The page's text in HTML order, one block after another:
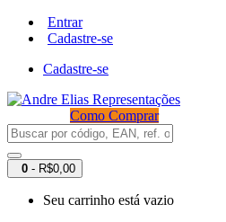
Entrar
Cadastre-se
Cadastre-se
Como Comprar
0 - R$0,00
Seu carrinho está vazio